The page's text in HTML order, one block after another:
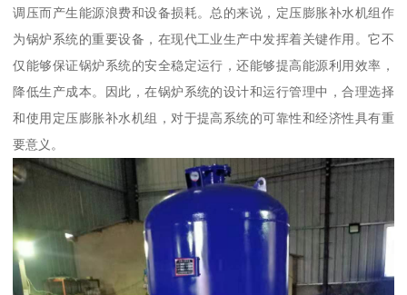
调压而产生能源浪费和设备损耗。总的来说，定压膨胀补水机组作
为锅炉系统的重要设备，在现代工业生产中发挥着关键作用。它不
仅能够保证锅炉系统的安全稳定运行，还能够提高能源利用效率，
降低生产成本。因此，在锅炉系统的设计和运行管理中，合理选择
和使用定压膨胀补水机组，对于提高系统的可靠性和经济性具有重
要意义。